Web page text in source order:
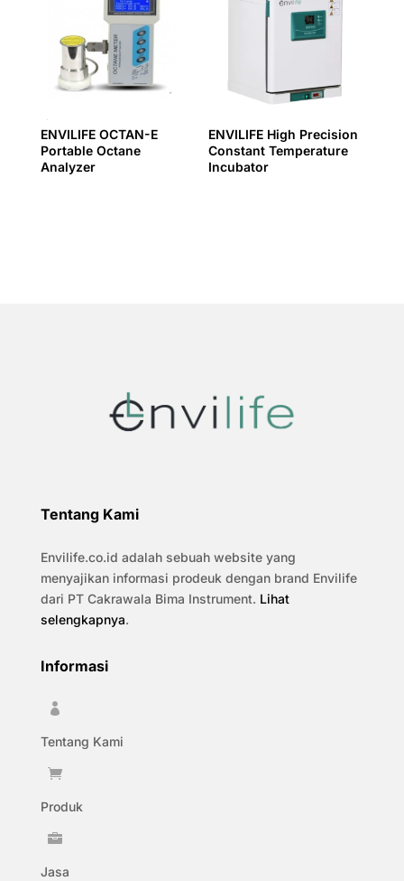
ENVILIFE OCTAN-E
Portable Octane
Analyzer
ENVILIFE High Precision
Constant Temperature
Incubator
Tentang Kami
Envilife.co.id adalah sebuah website yang
menyajikan informasi prodeuk dengan brand Envilife
dari PT Cakrawala Bima Instrument. Lihat
selengkapnya.
Informasi

Tentang Kami

Produk

Jasa